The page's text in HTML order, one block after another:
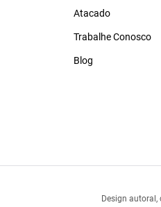
Atacado
Trabalhe Conosco
Blog
Design